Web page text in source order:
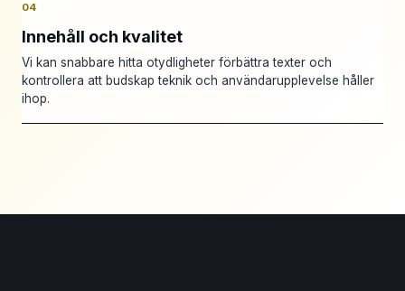
04
Innehåll och kvalitet
Vi kan snabbare hitta otydligheter förbättra texter och
kontrollera att budskap teknik och användarupplevelse håller
ihop.